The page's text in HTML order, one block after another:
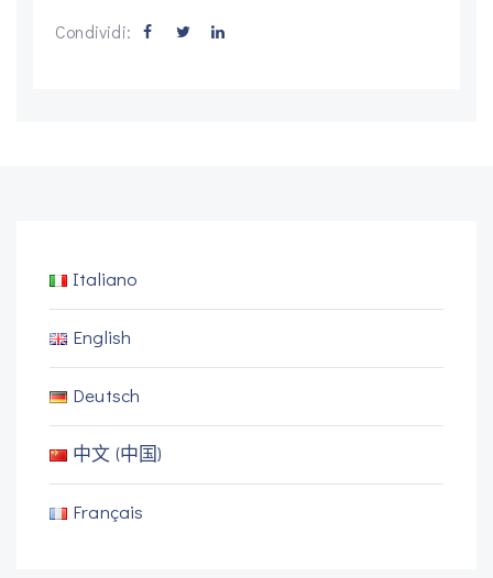
Condividi:
Italiano
English
Deutsch
中文 (中国)
Français